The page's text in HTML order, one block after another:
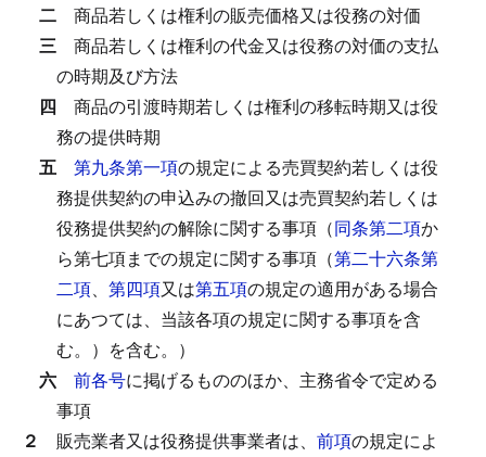
二 商品若しくは権利の販売価格又は役務の対価
三 商品若しくは権利の代金又は役務の対価の支払
の時期及び方法
四 商品の引渡時期若しくは権利の移転時期又は役
務の提供時期
五 第九条第一項の規定による売買契約若しくは役
務提供契約の申込みの撤回又は売買契約若しくは
役務提供契約の解除に関する事項（同条第二項か
ら第七項までの規定に関する事項（第二十六条第
二項、 第四項又は第五項の規定の適用がある場合
にあつては、当該各項の規定に関する事項を含
む。）を含む。）
六 前各号に掲げるもののほか、主務省令で定める
事項
２ 販売業者又は役務提供事業者は、 前項の規定によ